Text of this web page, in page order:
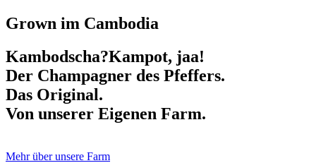
Grown im Cambodia
Kambodscha?Kampot, jaa!
Der Champagner des Pfeffers.
Das Original.
Von unserer Eigenen Farm.
Mehr über unsere Farm